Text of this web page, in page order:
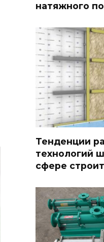
натяжного
Тенденции
технологий
сфере